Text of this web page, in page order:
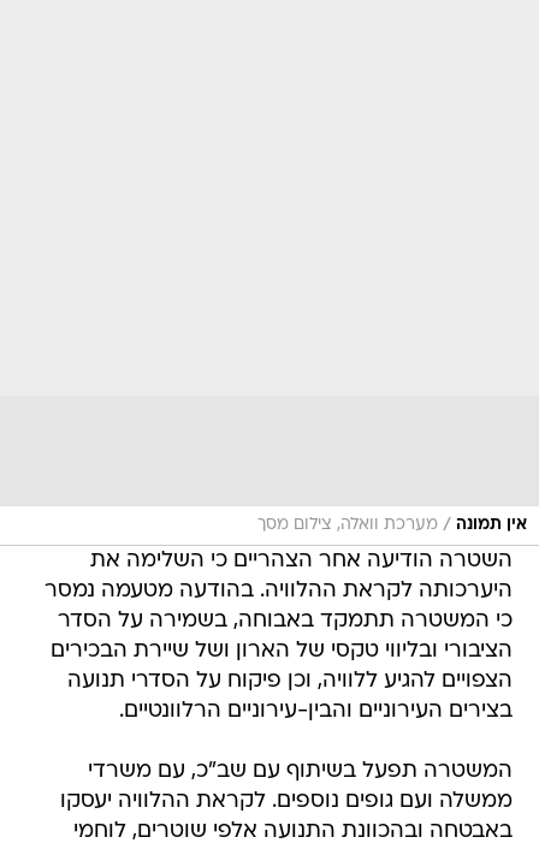
אין תמונה / מערכת וואלה, צילום מסך
השטרה הודיעה אחר הצהריים כי השלימה את
היערכותה לקראת ההלוויה. בהודעה מטעמה נמסר
כי המשטרה תתמקד באבוחה, בשמירה על הסדר
הציבורי ובליווי טקסי של הארון ושל שיירת הבכירים
הצפויים להגיע ללוויה, וכן פיקוח על הסדרי תנועה
בצירים העירוניים והבין-עירוניים הרלוונטיים.
המשטרה תפעל בשיתוף עם שב"כ, עם משרדי
ממשלה ועם גופים נוספים. לקראת ההלוויה יעסקו
באבטחה ובהכוונת התנועה אלפי שוטרים, לוחמי